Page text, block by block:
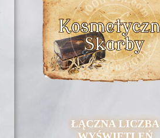
ŁĄCZNA LICZBA